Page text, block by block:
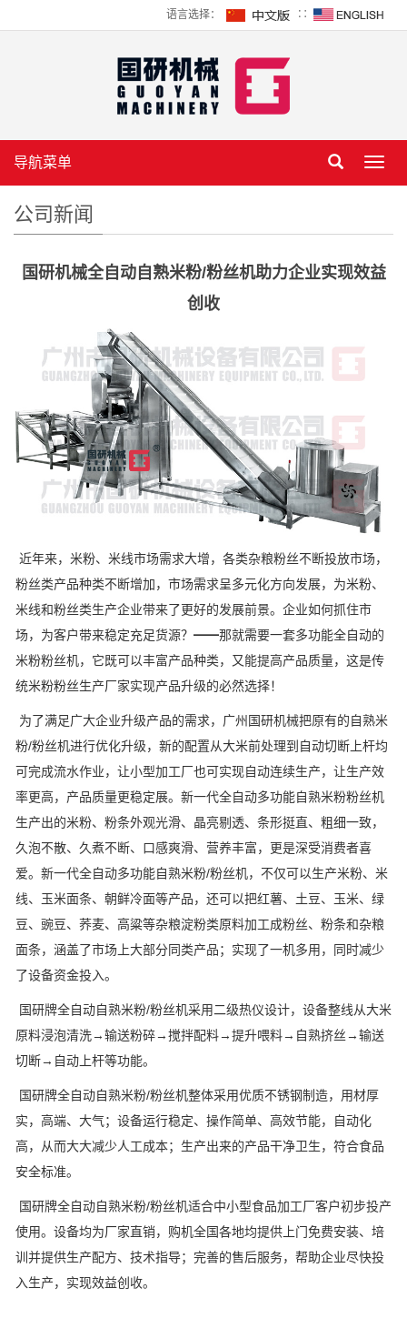
语言选择： ∷
导航菜单
公司新闻
国研机械全自动自熟米粉/粉丝机助力企业实现效益
创收
近年来，米粉、米线市场需求大增，各类杂粮粉丝不断投放市场，
粉丝类产品种类不断增加，市场需求呈多元化方向发展，为米粉、
米线和粉丝类生产企业带来了更好的发展前景。企业如何抓住市
场，为客户带来稳定充足货源？━━那就需要一套多功能全自动的
米粉粉丝机，它既可以丰富产品种类，又能提高产品质量，这是传
统米粉粉丝生产厂家实现产品升级的必然选择！
为了满足广大企业升级产品的需求，广州国研机械把原有的自熟米
粉/粉丝机进行优化升级，新的配置从大米前处理到自动切断上杆均
可完成流水作业，让小型加工厂也可实现自动连续生产，让生产效
率更高，产品质量更稳定展。新一代全自动多功能自熟米粉粉丝机
生产出的米粉、粉条外观光滑、晶亮剔透、条形挺直、粗细一致，
久泡不散、久煮不断、口感爽滑、营养丰富，更是深受消费者喜
爱。新一代全自动多功能自熟米粉/粉丝机，不仅可以生产米粉、米
线、玉米面条、朝鲜冷面等产品，还可以把红薯、土豆、玉米、绿
豆、豌豆、荞麦、高粱等杂粮淀粉类原料加工成粉丝、粉条和杂粮
面条，涵盖了市场上大部分同类产品；实现了一机多用，同时减少
了设备资金投入。
国研牌全自动自熟米粉/粉丝机采用二级热仪设计，设备整线从大米
原料浸泡清洗→输送粉碎→搅拌配料→提升喂料→自熟挤丝→输送
切断→自动上杆等功能。
国研牌全自动自熟米粉/粉丝机整体采用优质不锈钢制造，用材厚
实，高端、大气；设备运行稳定、操作简单、高效节能，自动化
高，从而大大减少人工成本；生产出来的产品干净卫生，符合食品
安全标准。
国研牌全自动自熟米粉/粉丝机适合中小型食品加工厂客户初步投产
使用。设备均为厂家直销，购机全国各地均提供上门免费安装、培
训并提供生产配方、技术指导；完善的售后服务，帮助企业尽快投
入生产，实现效益创收。